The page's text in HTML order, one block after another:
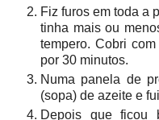
Fiz furos em toda a
tinha mais ou
tempero. Cobri
por 30 minutos.
Numa panela de
(sopa) de azeite e
Depois que ficou